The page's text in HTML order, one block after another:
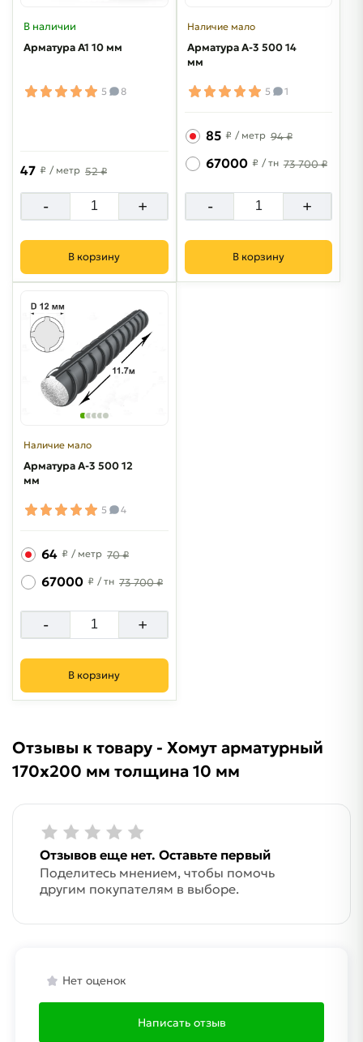
В наличии
Арматура А1 10 мм
5 8
47 ₽ / метр 52 ₽
- +
В корзину
Наличие мало
Арматура A-3 500 14
мм
5 1
85 ₽ / метр 94 ₽
67000 ₽ / тн 73 700 ₽
- +
В корзину
Наличие мало
Арматура A-3 500 12
мм
5 4
64 ₽ / метр 70 ₽
67000 ₽ / тн 73 700 ₽
- +
В корзину
Отзывы к товару - Хомут арматурный
170х200 мм толщина 10 мм
Отзывов еще нет. Оставьте первый
Поделитесь мнением, чтобы помочь
другим покупателям в выборе.
Нет оценок
Написать отзыв